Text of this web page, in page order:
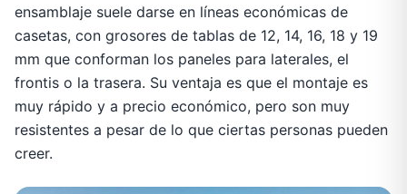
ensamblaje suele darse en líneas económicas de
casetas, con grosores de tablas de 12, 14, 16, 18 y 19
mm que conforman los paneles para laterales, el
frontis o la trasera. Su ventaja es que el montaje es
muy rápido y a precio económico, pero son muy
resistentes a pesar de lo que ciertas personas pueden
creer.